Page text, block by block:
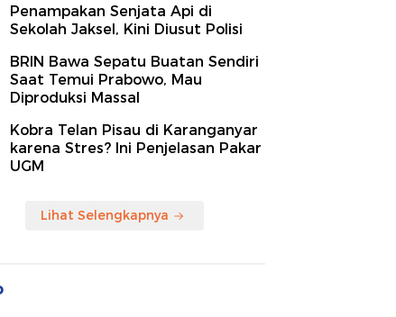
Penampakan Senjata Api di
Sekolah Jaksel, Kini Diusut Polisi
BRIN Bawa Sepatu Buatan Sendiri
Saat Temui Prabowo, Mau
Diproduksi Massal
Kobra Telan Pisau di Karanganyar
karena Stres? Ini Penjelasan Pakar
UGM
Lihat Selengkapnya